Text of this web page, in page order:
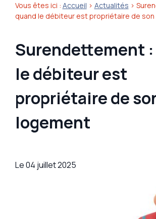
Vous êtes ici : Accueil > Actualités >
quand le débiteur est propriétaire de
Surendettement :
le débiteur est
propriétaire de
logement
Le04 juillet 2025